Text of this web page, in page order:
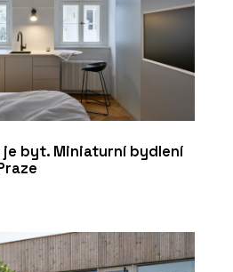
byt. Miniaturní bydlení